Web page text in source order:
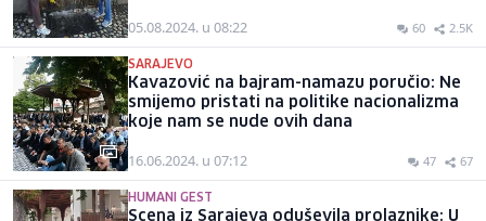
05.08.2024. u 08:22 60 2.5K
SARAJEVO
Kavazović na bajram-namazu poručio: Ne
smijemo pristati na politike nacionalizma
koje nam se nude ovih dana
16.06.2024. u 07:12 47 67
HUMANI GEST
Scena iz Sarajeva oduševila prolaznike: U